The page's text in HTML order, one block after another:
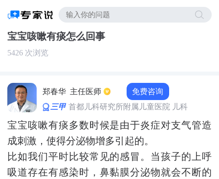
宝宝咳嗽有痰怎么回事
5426 次浏览
郑春华 主任医师 免费咨询
三甲 首都儿科研究所附属儿童医院 儿科
宝宝咳嗽有痰多数时候是由于炎症对支气管造
成刺激，使得分泌物增多引起的。
比如我们平时比较常见的感冒。当孩子的上呼
吸道存在有感染时，鼻黏膜分泌物就会不断的